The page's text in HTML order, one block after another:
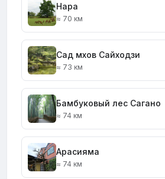
Нара
≈ 70 км
Сад мхов Сайходзи
≈ 73 км
Бамбуковый лес Сагано
≈ 74 км
Арасияма
≈ 74 км